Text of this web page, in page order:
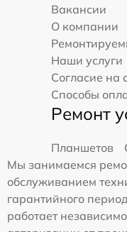
Вакансии
О компании
Наши услуги
Согласие на
Способы
Ремонт
Планшетов
Мы занимаемся
обслуживанием
гарантийного
работает